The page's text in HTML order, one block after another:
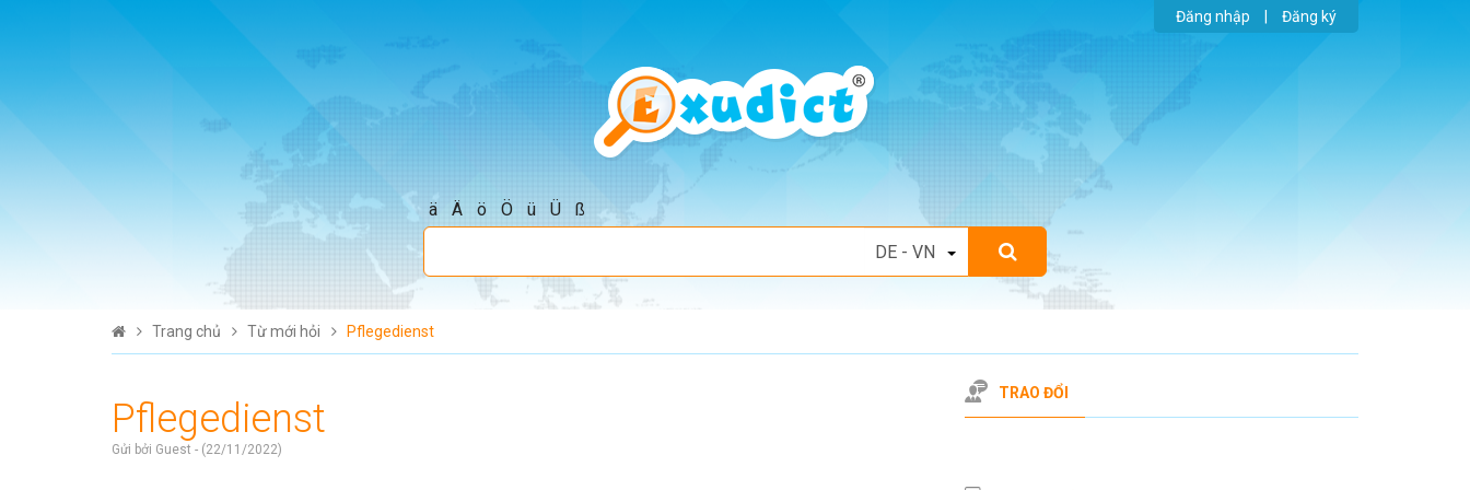
Đăng nhập Đăng ký
ä Ä ö Ö ü Ü ß
Trang chủ Từ mới hỏi Pflegedienst
Pflegedienst
Gửi bởi Guest - (22/11/2022)
TRAO ĐỔI